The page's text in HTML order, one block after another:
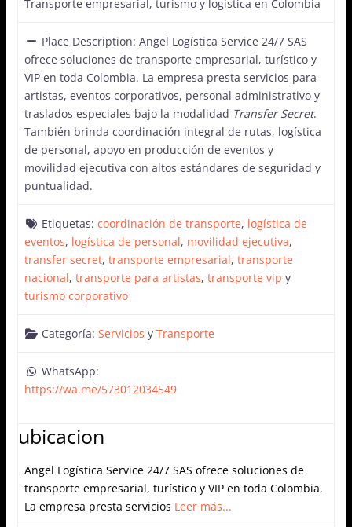
Transporte empresarial, turismo y logística en Colombia
Place Description: Angel Logística Service 24/7 SAS
ofrece soluciones de transporte empresarial, turístico y
VIP en toda Colombia. La empresa presta servicios para
artistas, eventos corporativos, personal administrativo y
traslados especiales bajo la modalidad Transfer Secret.
También brinda coordinación integral de rutas, logística
de personal, apoyo en producción de eventos y
movilidad ejecutiva con altos estándares de seguridad y
puntualidad.
Etiquetas: coordinación de transporte, logística de
eventos, logística de personal, movilidad ejecutiva,
transfer secret, transporte empresarial, transporte
nacional, transporte para artistas, transporte vip y
turismo corporativo
Categoría: Servicios y Transporte
WhatsApp:
https://wa.me/573012034549
ubicacion
Angel Logística Service 24/7 SAS ofrece soluciones de
transporte empresarial, turístico y VIP en toda Colombia.
La empresa presta servicios Leer más...